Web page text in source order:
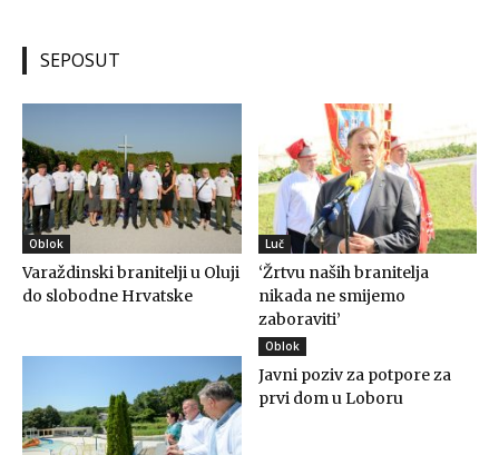
SEPOSUT
Oblok
Varaždinski branitelji u Oluji
do slobodne Hrvatske
Luč
‘Žrtvu naših branitelja
nikada ne smijemo
zaboraviti’
Oblok
Javni poziv za potpore za
prvi dom u Loboru